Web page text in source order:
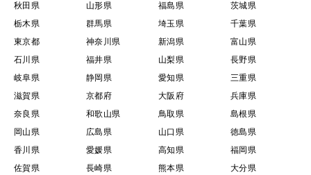
秋田県
山形県 福島県
茨城県
栃木県
群馬県 埼玉県
千葉県
東京都
神奈川県 新潟県
富山県
石川県
福井県 山梨県
長野県
岐阜県
静岡県 愛知県
三重県
滋賀県
京都府 大阪府
兵庫県
奈良県
和歌山県 鳥取県
島根県
岡山県
広島県 山口県
徳島県
香川県
愛媛県 高知県
福岡県
佐賀県
長崎県 熊本県 大分県